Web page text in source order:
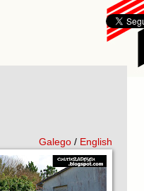
Galego / English